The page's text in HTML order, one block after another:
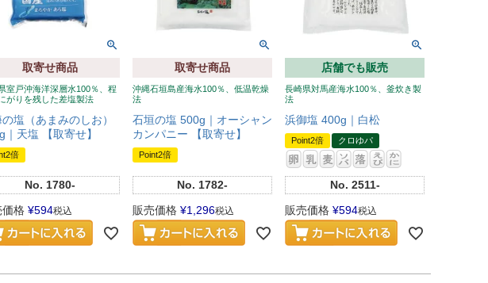
取寄せ商品
室戸沖海洋深層水100％、程
がりを残した差塩製法
塩（あまみのしお）
｜天塩 【取寄せ】
倍
No. 1780-
価格 ¥594税込
取寄せ商品
沖縄石垣島産海水100％、低温乾燥
法
石垣の塩 500g｜オーシャン
カンパニー 【取寄せ】
Point2倍
No. 1782-
販売価格 ¥1,296税込
店舗でも販売
長崎県対馬産海水100％、釜炊き製
法
浜御塩 400g｜白松
Point2倍 クロゆパ
No. 2511-
販売価格 ¥594税込